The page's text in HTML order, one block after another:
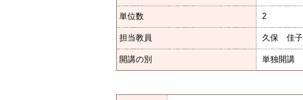
単位数 2
担当教員 久保 佳子
開講の別 単独開講